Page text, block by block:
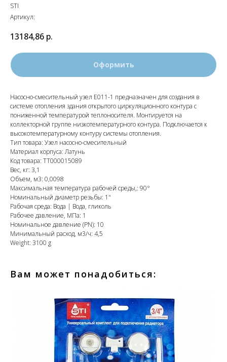
STI
Артикул:
13184,86 р.
Оформить
Насосно-смесительный узел Е011-1 предназначен для создания в
системе отопления здания открытого циркуляционного контура с
пониженной температурой теплоносителя. Монтируется на
коллекторной группе низкотемпературного контура. Подключается к
высокотемпературному контуру системы отопления.
Тип товара: Узел насосно-смесительный
Материал корпуса: Латунь
Код товара: ТТ000015089
Вес, кг: 3,1
Объем, м3: 0,0098
Максимальная температура рабочей среды,: 90°
Номинальный диаметр резьбы: 1"
Рабочая среда: Вода | Вода, гликоль
Рабочее давление, МПа: 1
Номинальное давление (PN): 10
Минимальный расход, м3/ч: 4,5
Weight: 3100 g
Вам может понадобиться: